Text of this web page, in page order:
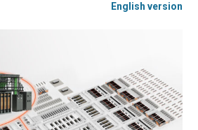
English version